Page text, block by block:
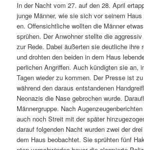
In der Nacht vom 27. auf den 28. April
junge Män­ner, wie sie sich vor seinem
en. Offen­sichtliche woll­ten die Män­ner
sprühen. Der Anwohn­er stellte die
zur Rede. Dabei äußerten sie deut­liche ihre
und dro­ht­en den bei­den in dem Haus
per­lichen Angrif­f­en. Auch kündigten sie an,
Tagen wieder zu kom­men. Der Presse ist
während den daraus ent­stande­nen
Neon­azis die Nase gebrochen wurde.
Män­ner­gruppe. Nach
auch noch Stre­it mit der später
darauf fol­gen­den Nacht wur­den zwei der
dem Haus beobachtet. Sie sprüht­en fünf